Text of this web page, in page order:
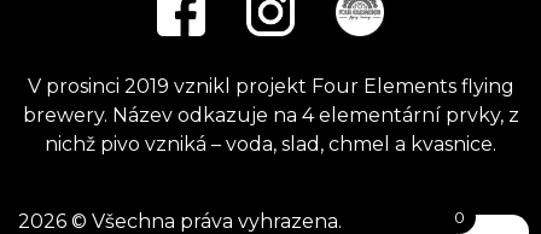
V prosinci 2019 vznikl projekt Four Elements flying
brewery. Název odkazuje na 4 elementární prvky, z
nichž pivo vzniká – voda, slad, chmel a kvasnice.
2026 © Všechna práva vyhrazena. 0